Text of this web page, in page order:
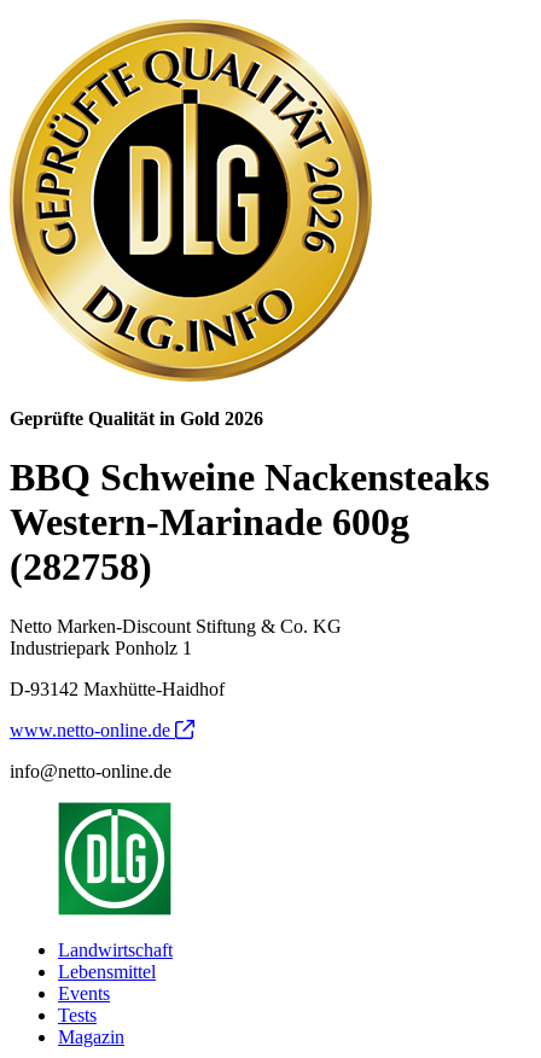
Geprüfte Qualität in Gold 2026
BBQ Schweine Nackensteaks
Western-Marinade 600g
(282758)
Netto Marken-Discount Stiftung & Co. KG
Industriepark Ponholz 1
D-93142 Maxhütte-Haidhof
www.netto-online.de
info@netto-online.de
Landwirtschaft
Lebensmittel
Events
Tests
Magazin